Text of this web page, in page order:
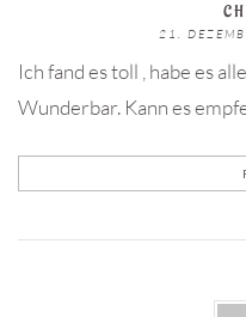
21.
Ich fand es toll , habe es
Wunderbar. Kann es